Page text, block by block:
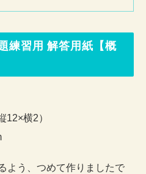
練習用 解答用紙【概
12×横2）
よう、つめて作りましたで